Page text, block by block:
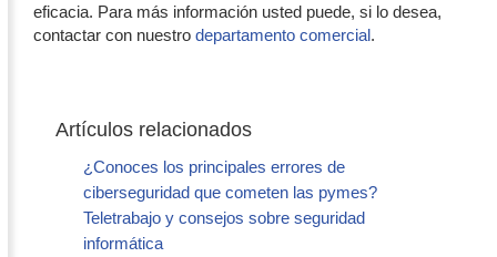
eficacia. Para más información usted puede, si lo desea,
contactar con nuestro departamento comercial.
Artículos relacionados
¿Conoces los principales errores de
ciberseguridad que cometen las pymes?
Teletrabajo y consejos sobre seguridad
informática